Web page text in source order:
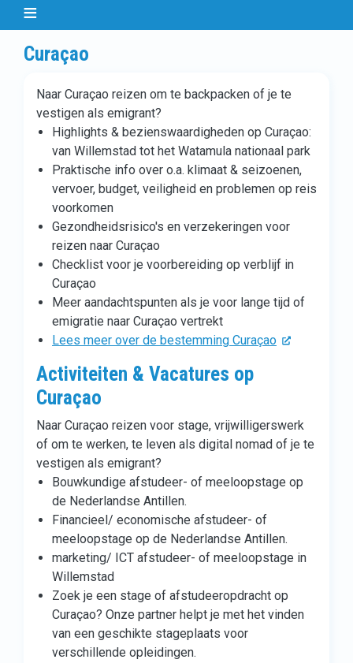
Curaçao
Naar Curaçao reizen om te backpacken of je te
vestigen als emigrant?
Highlights & bezienswaardigheden op Curaçao:
van Willemstad tot het Watamula nationaal park
Praktische info over o.a. klimaat & seizoenen,
vervoer, budget, veiligheid en problemen op reis
voorkomen
Gezondheidsrisico's en verzekeringen voor
reizen naar Curaçao
Checklist voor je voorbereiding op verblijf in
Curaçao
Meer aandachtspunten als je voor lange tijd of
emigratie naar Curaçao vertrekt
Lees meer over de bestemming Curaçao
Activiteiten & Vacatures op
Curaçao
Naar Curaçao reizen voor stage, vrijwilligerswerk
of om te werken, te leven als digital nomad of je te
vestigen als emigrant?
Bouwkundige afstudeer- of meeloopstage op
de Nederlandse Antillen.
Financieel/ economische afstudeer- of
meeloopstage op de Nederlandse Antillen.
marketing/ ICT afstudeer- of meeloopstage in
Willemstad
Zoek je een stage of afstudeeropdracht op
Curaçao? Onze partner helpt je met het vinden
van een geschikte stageplaats voor
verschillende opleidingen.